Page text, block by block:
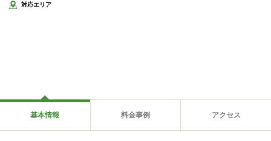
対応エリア
基本情報 料金事例 アクセス